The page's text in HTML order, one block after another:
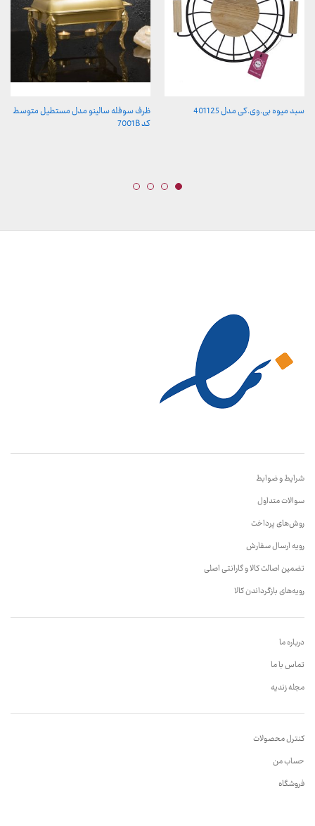
سبد میوه بی.وی.کی مدل 401125
ظرف سوفله سالینو مدل مستطیل متوسط
کد 7001B
شرایط و ضوابط
سوالات متداول
روش‌های پرداخت
رویه ارسال سفارش
تضمین اصالت کالا و گارانتی اصلی
رویه‌های بازگرداندن کالا
درباره ما
تماس با ما
مجله زندیه
کنترل محصولات
حساب من
فروشگاه